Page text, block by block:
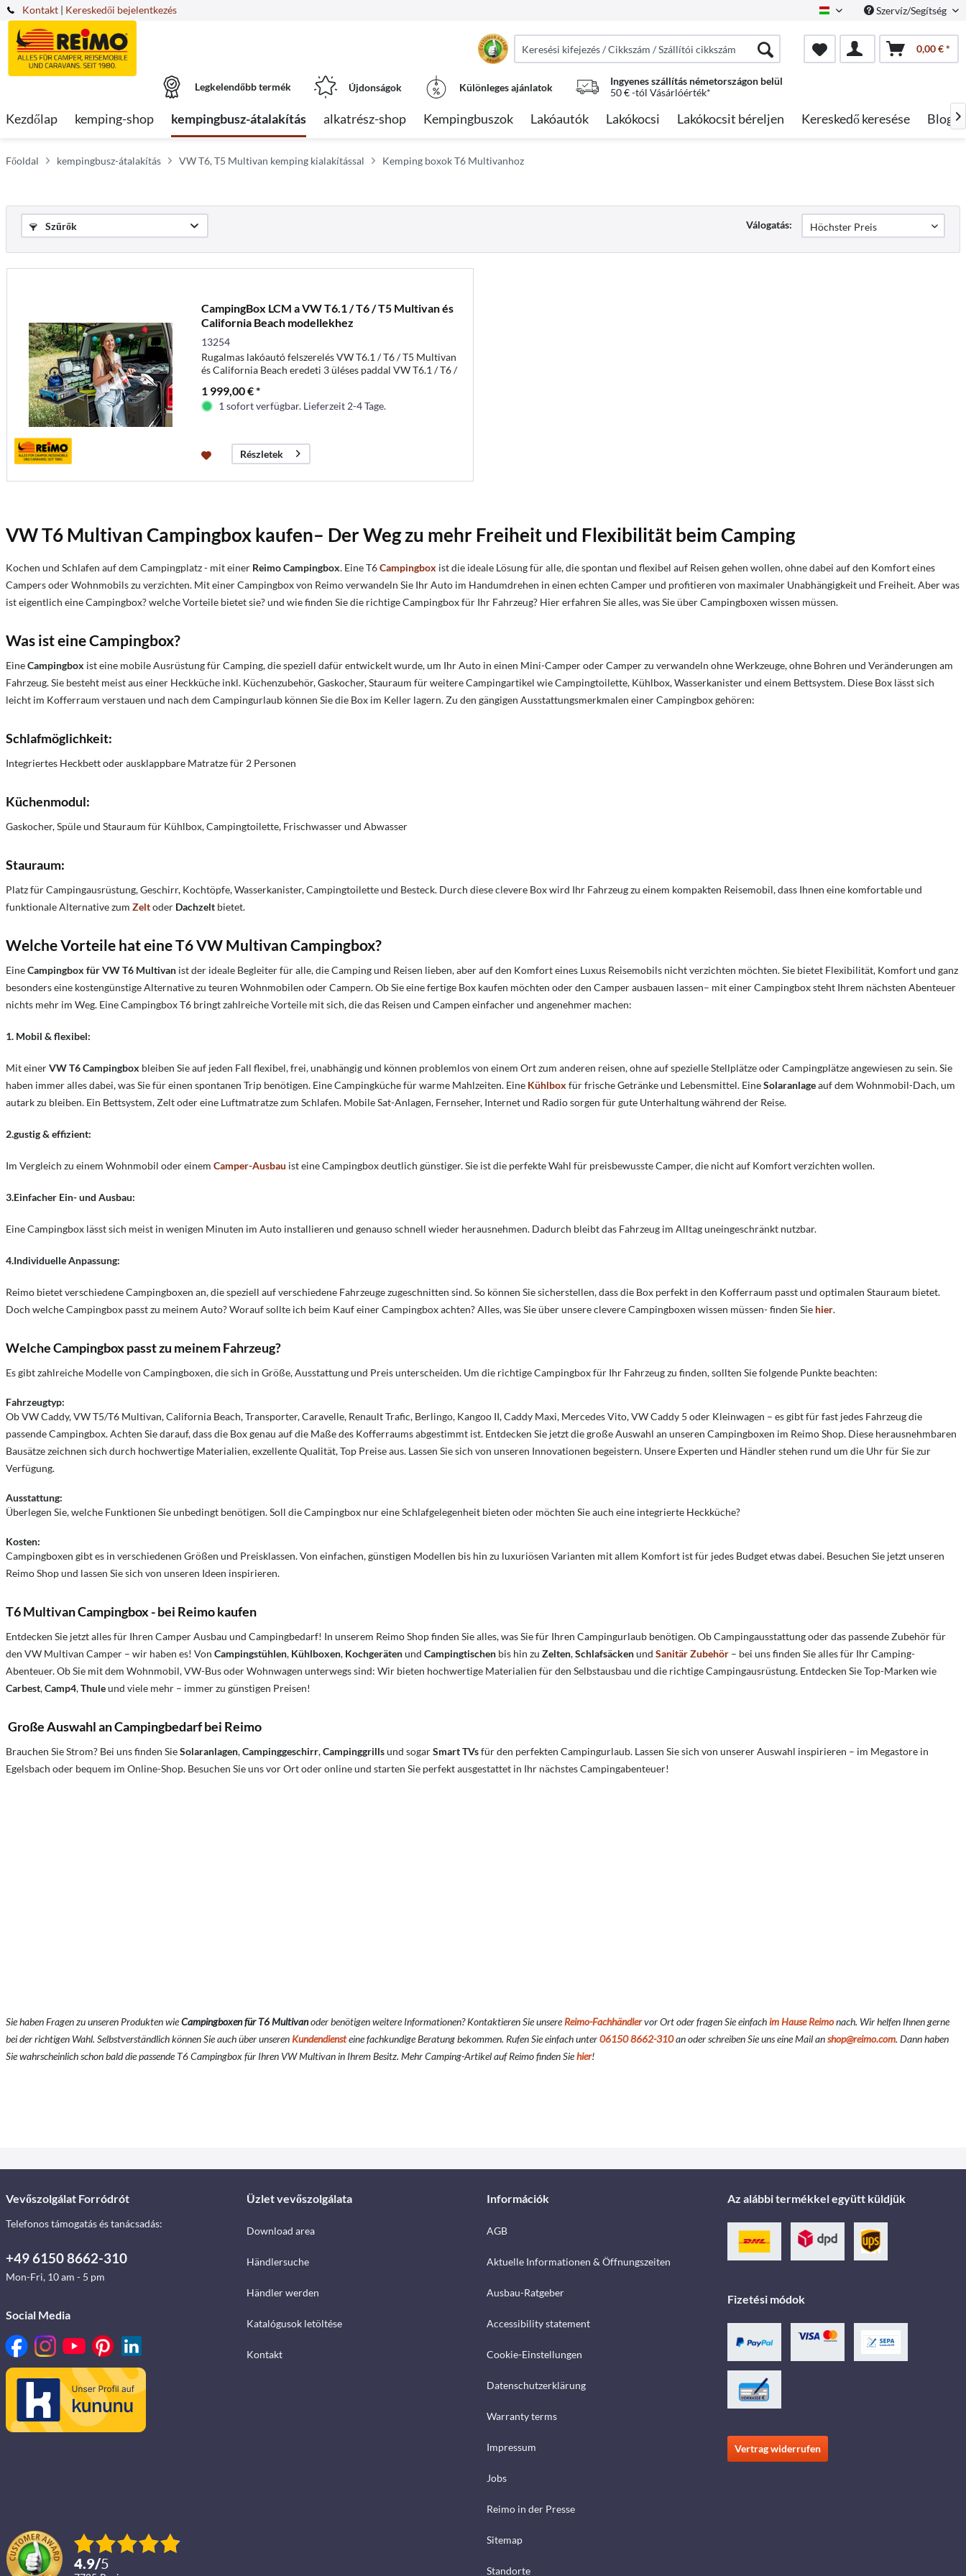
Kontakt HungarianSzervíz/Segítség
| Kereskedői bejelentkezés
0,00 € *
Legkelendőbb termék Újdonságok Különleges ajánlatok
Ingyenes szállítás németországon belül
50 € -tól Vásárlóérték*
Kezdőlap kemping-shop kempingbusz-átalakítás alkatrész-shop Kempingbuszok Lakóautók Lakókocsi Lakókocsit béreljen Kereskedő keresése Blog 
Főoldal kempingbusz-átalakítás VW T6, T5 Multivan kemping kialakítással Kemping boxok T6 Multivanhoz
Szűrők Válogatás:
CampingBox LCM a VW T6.1 / T6 / T5 Multivan és
California Beach modellekhez
13254
Rugalmas lakóautó felszerelés VW T6.1 / T6 / T5 Multivan
és California Beach eredeti 3 üléses paddal VW T6.1 / T6 /
1 999,00 € *
1 sofort verfügbar. Lieferzeit 2-4 Tage.
Részletek
VW T6 Multivan Campingbox kaufen– Der Weg zu mehr Freiheit und Flexibilität beim Camping
Kochen und Schlafen auf dem Campingplatz - mit einer Reimo Campingbox. Eine T6Campingbox ist die ideale Lösung für alle, die spontan und flexibel auf Reisen gehen wollen, ohne dabei auf den Komfort eines
Campers oder Wohnmobils zu verzichten. Mit einer Campingbox von Reimo verwandeln Sie Ihr Auto im Handumdrehen in einen echten Camper und profitieren von maximaler Unabhängigkeit und Freiheit. Aber was
ist eigentlich eine Campingbox? welche Vorteile bietet sie? und wie finden Sie die richtige Campingbox für Ihr Fahrzeug? Hier erfahren Sie alles, was Sie über Campingboxen wissen müssen.
Was ist eine Campingbox?
EineCampingbox ist eine mobile Ausrüstung für Camping, die speziell dafür entwickelt wurde, um Ihr Auto in einen Mini-Camper oder Camper zu verwandeln ohne Werkzeuge, ohne Bohren und Veränderungen am
Fahrzeug. Sie besteht meist aus einer Heckküche inkl. Küchenzubehör, Gaskocher, Stauraum für weitere Campingartikel wie Campingtoilette, Kühlbox, Wasserkanister und einem Bettsystem. Diese Box lässt sich
leicht im Kofferraum verstauen und nach dem Campingurlaub können Sie die Box im Keller lagern. Zu den gängigen Ausstattungsmerkmalen einer Campingbox gehören:
Schlafmöglichkeit:
Integriertes Heckbett oder ausklappbare Matratze für 2 Personen
Küchenmodul:
Gaskocher, Spüle und Stauraum für Kühlbox, Campingtoilette, Frischwasser und Abwasser
Stauraum:
Platz für Campingausrüstung, Geschirr, Kochtöpfe, Wasserkanister, Campingtoilette und Besteck. Durch diese clevere Box wird Ihr Fahrzeug zu einem kompakten Reisemobil, dass Ihnen eine komfortable und
funktionale Alternative zum Zeltoder Dachzelt bietet.
Welche Vorteile hat eine T6 VW Multivan Campingbox?
EineCampingbox für VW T6 Multivan ist der ideale Begleiter für alle, die Camping und Reisen lieben, aber auf den Komfort eines Luxus Reisemobils nicht verzichten möchten. Sie bietet Flexibilität, Komfort und ganz
besonders eine kostengünstige Alternative zu teuren Wohnmobilen oder Campern. Ob Sie eine fertige Box kaufen möchten oder den Camper ausbauen lassen– mit einer Campingbox steht Ihrem nächsten Abenteuer
nichts mehr im Weg. Eine Campingbox T6 bringt zahlreiche Vorteile mit sich, die das Reisen und Campen einfacher und angenehmer machen:
1. Mobil & flexibel:
Mit einerVW T6 Campingbox bleiben Sie auf jeden Fall flexibel, frei, unabhängig und können problemlos von einem Ort zum anderen reisen, ohne auf spezielle Stellplätze oder Campingplätze angewiesen zu sein. Sie
haben immer alles dabei, was Sie für einen spontanen Trip benötigen. Eine Campingküche für warme Mahlzeiten. Eine Kühlbox für frische Getränke und Lebensmittel. EineSolaranlageauf dem Wohnmobil-Dach, um
autark zu bleiben. Ein Bettsystem, Zelt oder eine Luftmatratze zum Schlafen. Mobile Sat-Anlagen, Fernseher, Internet und Radio sorgen für gute Unterhaltung während der Reise.
2.gustig & effizient:
Im Vergleich zu einem Wohnmobil oder einem Camper-Ausbau ist eine Campingbox deutlich günstiger. Sie ist die perfekte Wahl für preisbewusste Camper, die nicht auf Komfort verzichten wollen.
3.Einfacher Ein- und Ausbau:
Eine Campingbox lässt sich meist in wenigen Minuten im Auto installieren und genauso schnell wieder herausnehmen. Dadurch bleibt das Fahrzeug im Alltag uneingeschränkt nutzbar.
4.Individuelle Anpassung:
Reimo bietet verschiedene Campingboxen an, die speziell auf verschiedene Fahrzeuge zugeschnitten sind. So können Sie sicherstellen, dass die Box perfekt in den Kofferraum passt und optimalen Stauraum bietet.
Doch welche Campingbox passt zu meinem Auto? Worauf sollte ich beim Kauf einer Campingbox achten? Alles, was Sie über unsere clevere Campingboxen wissen müssen- finden Sie hier.
Welche Campingbox passt zu meinem Fahrzeug?
Es gibt zahlreiche Modelle von Campingboxen, die sich in Größe, Ausstattung und Preis unterscheiden. Um die richtige Campingbox für Ihr Fahrzeug zu finden, sollten Sie folgende Punkte beachten:
Fahrzeugtyp:
Ob VW Caddy, VW T5/T6 Multivan, California Beach, Transporter, Caravelle, Renault Trafic, Berlingo, Kangoo II, Caddy Maxi, Mercedes Vito, VW Caddy 5 oder Kleinwagen – es gibt für fast jedes Fahrzeug die
passende Campingbox. Achten Sie darauf, dass die Box genau auf die Maße des Kofferraums abgestimmt ist. Entdecken Sie jetzt die große Auswahl an unseren Campingboxen im Reimo Shop. Diese herausnehmbaren
Bausätze zeichnen sich durch hochwertige Materialien, exzellente Qualität, Top Preise aus. Lassen Sie sich von unseren Innovationen begeistern. Unsere Experten und Händler stehen rund um die Uhr für Sie zur
Verfügung.
Ausstattung:
Überlegen Sie, welche Funktionen Sie unbedingt benötigen. Soll die Campingbox nur eine Schlafgelegenheit bieten oder möchten Sie auch eine integrierte Heckküche?
Kosten:
Campingboxen gibt es in verschiedenen Größen und Preisklassen. Von einfachen, günstigen Modellen bis hin zu luxuriösen Varianten mit allem Komfort ist für jedes Budget etwas dabei. Besuchen Sie jetzt unseren
Reimo Shop und lassen Sie sich von unseren Ideen inspirieren.
T6 Multivan Campingbox - bei Reimo kaufen
Entdecken Sie jetzt alles für Ihren Camper Ausbau und Campingbedarf! In unserem Reimo Shop finden Sie alles, was Sie für Ihren Campingurlaub benötigen. Ob Campingausstattung oder das passende Zubehör für
den VW Multivan Camper – wir haben es! Von Campingstühlen, Kühlboxen, Kochgerätenund Campingtischen bis hin zu Zelten,Schlafsäckenund Sanitär Zubehör – bei uns finden Sie alles für Ihr Camping-
Abenteuer. Ob Sie mit dem Wohnmobil, VW-Bus oder Wohnwagen unterwegs sind: Wir bieten hochwertige Materialien für den Selbstausbau und die richtige Campingausrüstung. Entdecken Sie Top-Marken wie
Carbest,Camp4,Thuleund viele mehr – immer zu günstigen Preisen!
Große Auswahl an Campingbedarf bei Reimo
Brauchen Sie Strom? Bei uns finden SieSolaranlagen,Campinggeschirr,Campinggrillsund sogarSmart TVsfür den perfekten Campingurlaub. Lassen Sie sich von unserer Auswahl inspirieren – im Megastore in
Egelsbach oder bequem im Online-Shop. Besuchen Sie uns vor Ort oder online und starten Sie perfekt ausgestattet in Ihr nächstes Campingabenteuer!
Sie haben Fragen zu unseren Produkten wieCampingboxenfür T6 Multivanoder benötigen weitere Informationen? Kontaktieren Sie unsere Reimo-Fachhändlervor Ort oder fragen Sie einfachim Hause Reimonach. Wir helfen Ihnen gerne
bei der richtigen Wahl. Selbstverständlich können Sie auch über unseren Kundendiensteine fachkundige Beratung bekommen. Rufen Sie einfach unter06150 8662-310an oder schreiben Sie uns eine Mail anshop@reimo.com. Dann haben
Sie wahrscheinlich schon bald die passende T6 Campingbox für Ihren VW Multivan in Ihrem Besitz. Mehr Camping-Artikel auf Reimo finden Siehier!
Vevőszolgálat Forródrót
Telefonos támogatás és tanácsadás:
+49 6150 8662-310
Mon-Fri, 10 am - 5 pm
Social Media
4.9/5
Üzlet vevőszolgálata
Download area
Händlersuche
Händler werden
Katalógusok letöltése
Kontakt
Információk
AGB
Aktuelle Informationen & Öffnungszeiten
Ausbau-Ratgeber
Accessibility statement
Cookie-Einstellungen
Datenschutzerklärung
Warranty terms
Impressum
Jobs
Reimo in der Presse
Sitemap
Standorte
Az alábbi termékkel együtt küldjük
Fizetési módok
Vertrag widerrufen